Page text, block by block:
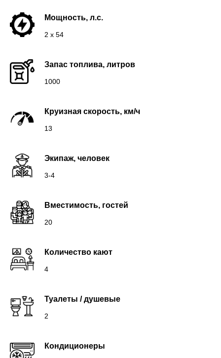
Мощность, л.с.
2 х 54
Запас топлива, литров
1000
Круизная скорость, км/ч
13
Экипаж, человек
3-4
Вместимость, гостей
20
Количество кают
4
Туалеты / душевые
2
Кондиционеры